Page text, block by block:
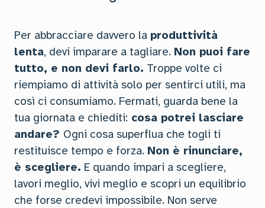
Per abbracciare davvero la produttività
lenta, devi imparare a tagliare. Non puoi fare
tutto, e non devi farlo. Troppe volte ci
riempiamo di attività solo per sentirci utili, ma
così ci consumiamo. Fermati, guarda bene la
tua giornata e chiediti: cosa potrei lasciare
andare? Ogni cosa superflua che togli ti
restituisce tempo e forza. Non è rinunciare,
è scegliere. E quando impari a scegliere,
lavori meglio, vivi meglio e scopri un equilibrio
che forse credevi impossibile. Non serve